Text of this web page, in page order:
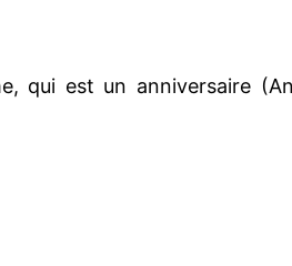
qui est un anniversaire